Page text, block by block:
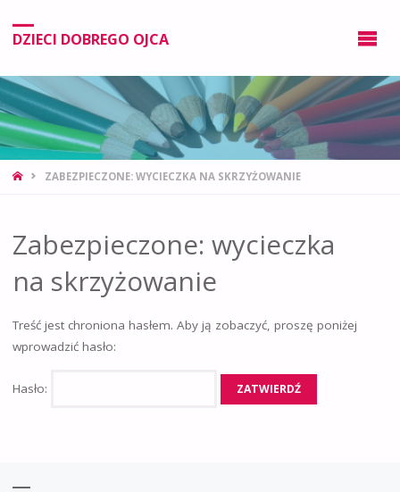
DZIECI DOBREGO OJCA
ZABEZPIECZONE: WYCIECZKA NA SKRZYŻOWANIE
Zabezpieczone: wycieczka
na skrzyżowanie
Treść jest chroniona hasłem. Aby ją zobaczyć, proszę poniżej
wprowadzić hasło:
Hasło: